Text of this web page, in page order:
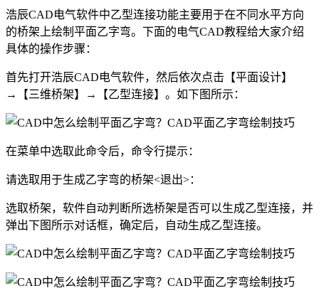
浩辰CAD电气软件中乙型连接功能主要用于在不同水平方向
的桥架上绘制平面乙字弯。下面的电气CAD教程给大家介绍
具体的操作步骤：
首先打开浩辰CAD电气软件，然后依次点击【平面设计】
→【三维桥架】→【乙型连接】。如下图所示：
在菜单中选取此命令后，命令行提示：
请选取用于生成乙字弯的桥架<退出>：
选取桥架，软件自动判断所选桥架是否可以生成乙型连接，并
弹出下图所示对话框，确定后，自动生成乙型连接。